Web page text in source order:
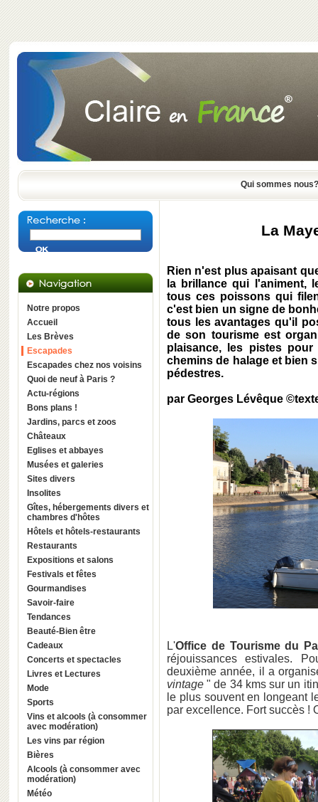
Qui sommes nous?
Notre propos
Accueil
Les Brèves
Escapades
Escapades chez nos voisins
Quoi de neuf à Paris ?
Actu-régions
Bons plans !
Jardins, parcs et zoos
Châteaux
Eglises et abbayes
Musées et galeries
Sites divers
Insolites
Gîtes, hébergements divers et
chambres d'hôtes
Hôtels et hôtels-restaurants
Restaurants
Expositions et salons
Festivals et fêtes
Gourmandises
Savoir-faire
Tendances
Beauté-Bien être
Cadeaux
Concerts et spectacles
Livres et Lectures
Mode
Sports
Vins et alcools (à consommer
avec modération)
Les vins par région
Bières
Alcools (à consommer avec
modération)
Météo
La
Rien n'est plus apaisant
la brillance qui l'animent,
tous ces poissons qui
c'est bien un signe de
tous les avantages qu'il
de son tourisme est
plaisance, les pistes
chemins de halage et bien
pédestres.
par Georges Lévêque
L'Office de Tourisme du
réjouissances estivales.
deuxième année, il a
vintage " de 34 kms sur un
le plus souvent en longeant
par excellence. Fort succès !